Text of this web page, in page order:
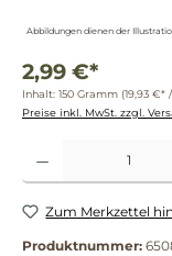
Abbildungen dienen der
2,99 €*
Inhalt: 150 Gramm (19,93 €*
Preise inkl. MwSt. zzgl.
Produkt Anzahl: Gib den
Zum Merkzettel
Produktnummer: